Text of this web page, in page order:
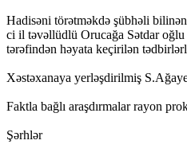
Hadisəni törətməkdə şübhəli
ci il təvəllüdlü Orucağa Sətdar oğlu
tərəfindən həyata keçirilən
Xəstəxanaya yerləşdirilmiş
Faktla bağlı araşdırmalar rayon
Şərhlər